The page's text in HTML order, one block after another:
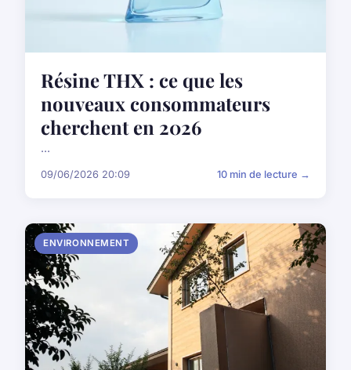
Résine THX : ce que les
nouveaux consommateurs
cherchent en 2026
...
09/06/2026 20:09 10 min de lecture →
ENVIRONNEMENT